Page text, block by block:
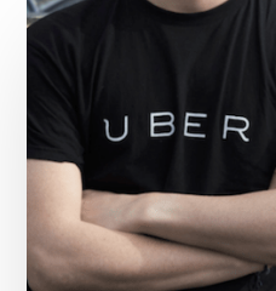
شرکت
اوبر
ارزش
۷۲
میلیارد